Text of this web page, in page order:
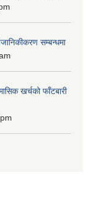
सम्बन्धमा
खर्चको फाँटबारी